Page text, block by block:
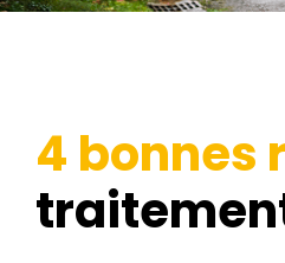
4 bonnes